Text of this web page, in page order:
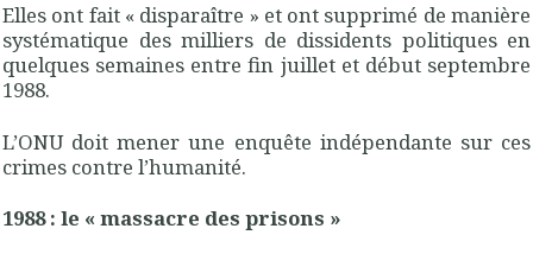
Elles ont fait « disparaître » et ont supprimé de manière
systématique des milliers de dissidents politiques en
quelques semaines entre fin juillet et début septembre
1988.
L’ONU doit mener une enquête indépendante sur ces
crimes contre l’humanité.
1988 : le « massacre des prisons »